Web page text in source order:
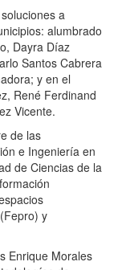
a
alumbrado
Dayra Díaz
Santos Cabrera
y en el
René Ferdinand
Vicente.
de las
e Ingeniería en
de Ciencias de la
y
Enrique Morales